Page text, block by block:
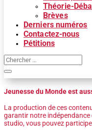
Théorie-
Brèves
Derniers numéros
Contactez-nous
Pétitions
Jeunesse du Monde est
La production de ces
garantir notre
studio, vous pouvez